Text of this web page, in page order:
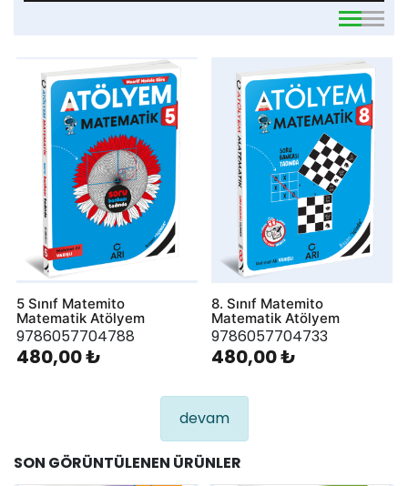
5 Sınıf Matemito
Matematik Atölyem
9786057704788
480,00 ₺
8. Sınıf Matemito
Matematik Atölyem
9786057704733
480,00 ₺
devam
SON GÖRÜNTÜLENEN ÜRÜNLER